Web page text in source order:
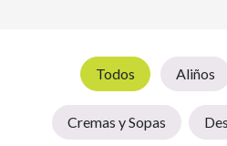
Todos Aliños
Cremas y Sopas